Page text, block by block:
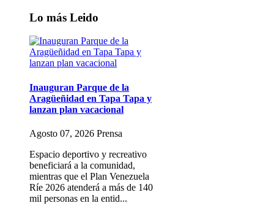
Lo más Leido
Inauguran Parque de la
Aragüeñidad en Tapa Tapa y
lanzan plan vacacional
Agosto 07, 2026 Prensa
Espacio deportivo y recreativo
beneficiará a la comunidad,
mientras que el Plan Venezuela
Ríe 2026 atenderá a más de 140
mil personas en la entid...